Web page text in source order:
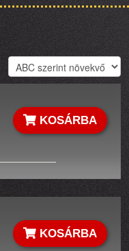
KOSÁRBA
KOSÁRBA